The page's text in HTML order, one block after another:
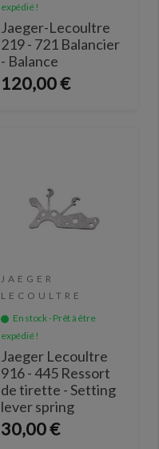
expédié !
Jaeger-Lecoultre
219 - 721 Balancier
- Balance
120,00 €
JAEGER
LECOULTRE
En stock - Prêt à être
expédié !
Jaeger Lecoultre
916 - 445 Ressort
de tirette - Setting
lever spring
30,00 €